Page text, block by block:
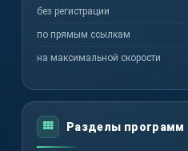
без регистрации
по прямым ссылкам
на максимальной скорости
Разделы программ